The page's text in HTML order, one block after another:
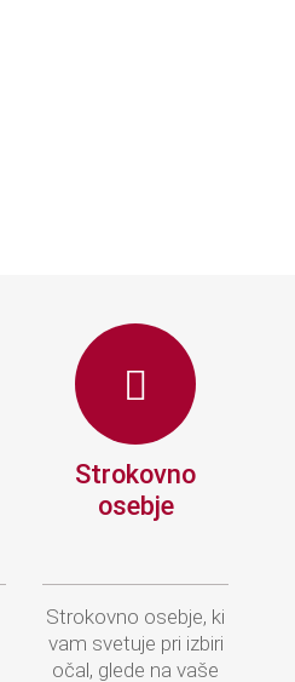
Strokovno
osebje
Strokovno osebje, ki
vam svetuje pri izbiri
očal, glede na vaše